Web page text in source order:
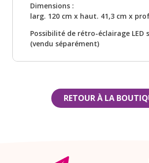
Dimensions :
larg. 120 cm x haut. 41,3 cm x
Possibilité de rétro-éclairage LED
(vendu séparément)
RETOUR À LA